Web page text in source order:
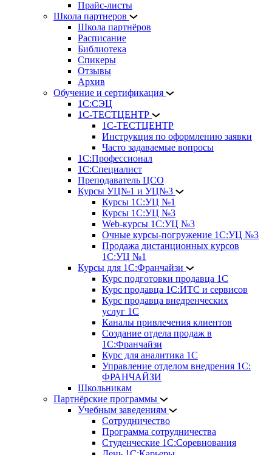
Прайс-листы
Школа партнеров
Школа партнёров
Расписание
Библиотека
Спикеры
Отзывы
Архив
Обучение и сертификация
1С:СЭЦ
1С-ТЕСТЦЕНТР
1С-ТЕСТЦЕНТР
Инструкция по оформлению заявки
Часто задаваемые вопросы
1С:Профессионал
1С:Специалист
Преподаватель ЦСО
Курсы УЦ№1 и УЦ№3
Курсы 1С:УЦ №1
Курсы 1С:УЦ №3
Web-курсы 1С:УЦ №3
Очные курсы-погружение 1С:УЦ №3
Продажа дистанционных курсов
1С:УЦ №1
Курсы для 1С:Франчайзи
Курс подготовки продавца 1С
Курс продавца 1С:ИТС и сервисов
Курс продавца внедренческих
услуг 1С
Каналы привлечения клиентов
Создание отдела продаж в
1С:Франчайзи
Курс для аналитика 1С
Управление отделом внедрения 1С:
ФРАНЧАЙЗИ
Школьникам
Партнёрские программы
Учебным заведениям
Сотрудничество
Программа сотрудничества
Студенческие 1С:Соревнования